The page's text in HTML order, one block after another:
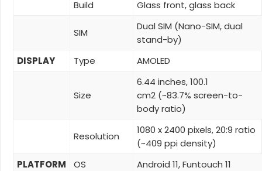
Build
Glass front, glass back
SIM
Dual SIM (Nano-SIM, dual
stand-by)
DISPLAY
Type AMOLED
Size
6.44 inches, 100.1
cm2 (~83.7% screen-to-
body ratio)
Resolution
1080 x 2400 pixels, 20:9 ratio
(~409 ppi density)
PLATFORM
OS Android 11, Funtouch 11